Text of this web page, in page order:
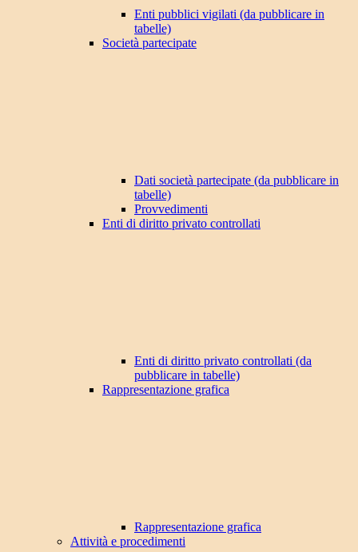
Enti pubblici vigilati (da pubblicare in
tabelle)
Società partecipate
Dati società partecipate (da pubblicare in
tabelle)
Provvedimenti
Enti di diritto privato controllati
Enti di diritto privato controllati (da
pubblicare in tabelle)
Rappresentazione grafica
Rappresentazione grafica
Attività e procedimenti